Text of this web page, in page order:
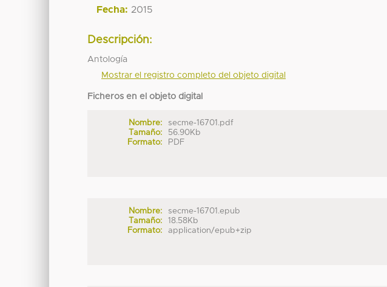
Fecha: 2015
Descripción:
Antología
Mostrar el registro completo del objeto digital
Ficheros en el objeto digital
Nombre:
secme-16701.pdf
Tamaño:
56.90Kb
Formato:
PDF
Nombre:
secme-16701.epub
Tamaño:
18.58Kb
Formato:
application/epub+zip